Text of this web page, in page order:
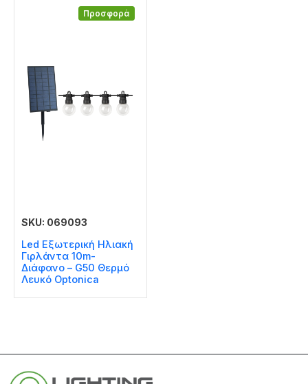
Προσφορά
SKU: 069093
Led Εξωτερική Ηλιακή
Γιρλάντα 10m-
Διάφανο – G50 Θερμό
Λευκό Optonica